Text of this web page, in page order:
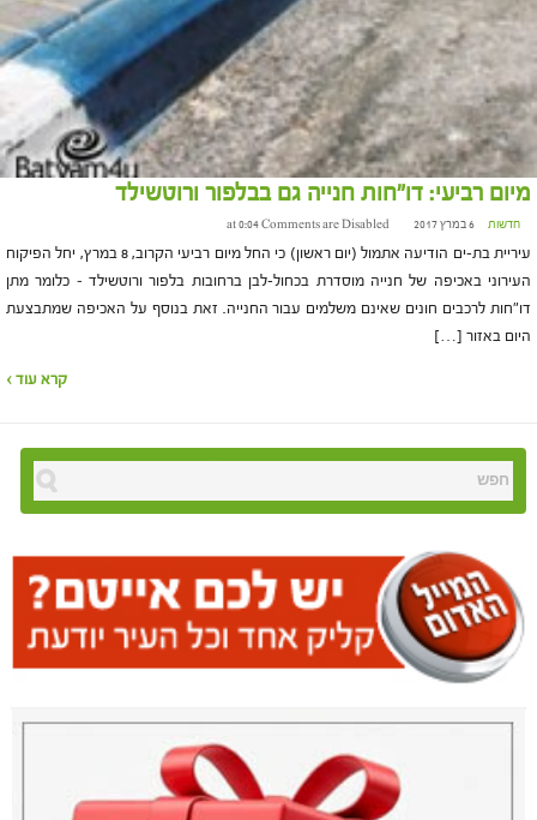
מיום רביעי: דו"חות חנייה גם בבלפור ורוטשילד
חדשות 6 במרץ 2017 at 0:04 Comments are Disabled
עיריית בת-ים הודיעה אתמול (יום ראשון) כי החל מיום רביעי הקרוב, 8 במרץ, יחל הפיקוח
העירוני באכיפה של חנייה מוסדרת בכחול-לבן ברחובות בלפור ורוטשילד – כלומר מתן
דו"חות לרכבים חונים שאינם משלמים עבור החנייה. זאת בנוסף על האכיפה שמתבצעת
היום באזור […]
קרא עוד ›